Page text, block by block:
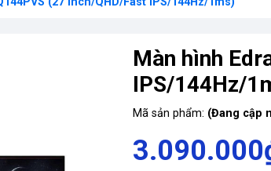
Màn hình
IPS/144Hz/
Mã sản phẩm: (Đang cập